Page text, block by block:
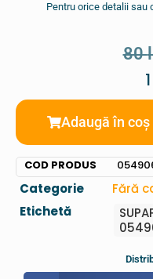
Pentru orice detalii
80
Adaugă în coș
COD PRODUS
Categorie
Fără
Etichetă